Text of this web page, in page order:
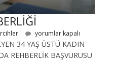
yorumlar kapalı
34 YAŞ ÜSTÜ KADIN
REHBERLİK BAŞVURUSU